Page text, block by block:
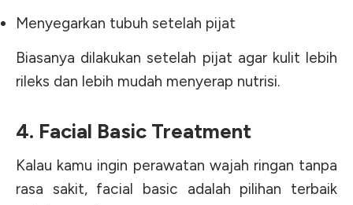
Menyegarkan tubuh setelah pijat
Biasanya dilakukan setelah pijat agar kulit lebih
rileks dan lebih mudah menyerap nutrisi.
4. Facial Basic Treatment
Kalau kamu ingin perawatan wajah ringan tanpa
rasa sakit, facial basic adalah pilihan terbaik